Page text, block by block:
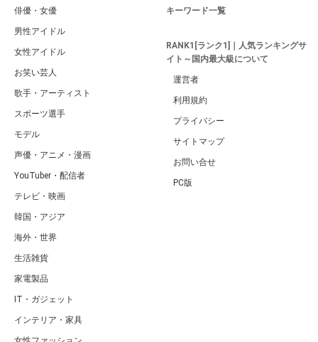
俳優・女優
男性アイドル
女性アイドル
お笑い芸人
歌手・アーティスト
スポーツ選手
モデル
声優・アニメ・漫画
YouTuber・配信者
テレビ・映画
韓国・アジア
海外・世界
生活雑貨
家電製品
IT・ガジェット
インテリア・家具
キーワード一覧
RANK1[ランク1]｜人気ランキングサ
イト～国内最大級について
運営者
利用規約
プライバシー
サイトマップ
お問い合せ
PC版